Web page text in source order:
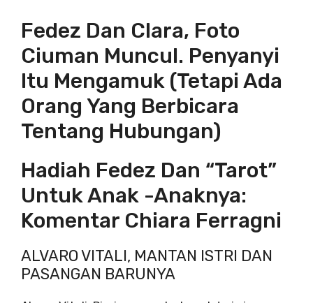
Fedez Dan Clara, Foto
Ciuman Muncul. Penyanyi
Itu Mengamuk (tetapi Ada
Orang Yang Berbicara
Tentang Hubungan)
Hadiah Fedez Dan “Tarot”
Untuk Anak -anaknya:
Komentar Chiara Ferragni
ALVARO VITALI, MANTAN ISTRI DAN
PASANGAN BARUNYA